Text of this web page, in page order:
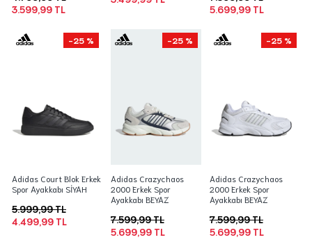
3.599,99 TL 5.699,99 TL
-25 %
Adidas Court Blok Erkek
Spor Ayakkabı SİYAH
4.499,99 TL
5.999,99 TL
-25 %
Adidas Crazychaos
2000 Erkek Spor
Ayakkabı BEYAZ
5.699,99 TL
7.599,99 TL
-25 %
Adidas Crazychaos
2000 Erkek Spor
Ayakkabı BEYAZ
5.699,99 TL
7.599,99 TL